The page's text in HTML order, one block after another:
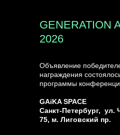
Объявление
награждения
программы
GAiKA SPACE
Санкт-Петербург, ул.
75, м. Лиговский пр.
GENERATION
2026